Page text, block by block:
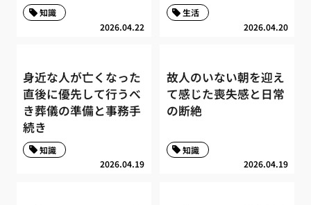
2026.04.22
知識
2026.04.20
生活
身近な人が亡くなった
直後に優先して行うべ
き葬儀の準備と事務手
続き
2026.04.19
知識
故人のいない朝を迎え
て感じた喪失感と日常
の断絶
2026.04.19
知識